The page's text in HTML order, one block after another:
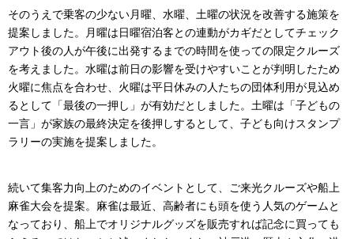
そのうえで乗客の少ない月曜、水曜、土曜の状況を改善する施策を
提案しました。月曜は日曜宿泊客との連動がカギだとしてチェック
アウト後の人が午後に出発するまでの時間を使っての限定クルーズ
を考えました。水曜は前日の影響を受けやすいことが判明したため
火曜に焦点を合わせ、火曜は平日休みの人たちの団体利用が見込め
るとして「最後の一押し」が有効だとしました。土曜は「子どもの
一言」が家族の最終決定を後押しするとして、子ども向けスタンプ
ラリーの実施を提案しました。
続いて集客力向上のためのイベントとして、ご来光クルーズや船上
麻雀大会を提案。麻雀は最近、高齢者にも頭を使う人気のゲームと
なっており、船上でオリジナルグッズを販売すれば記念に買っても